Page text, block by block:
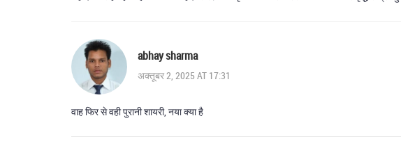
abhay sharma
अक्तूबर 2, 2025 AT 17:31
वाह फिर से वही पुरानी शायरी, नया क्या है